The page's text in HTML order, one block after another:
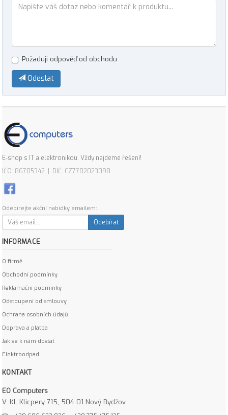
Požaduji odpověď od obchodu
Odeslat
E-shop s IT a elektronikou. Vždy najdeme řešení!
IČO: 86705342 | DIČ: CZ7702023098
Odebírejte akční nabídky emailem:
Odebírat
INFORMACE
O firmě
Obchodní podmínky
Reklamační podmínky
Odstoupení od smlouvy
Ochrana osobních údajů
Doprava a platba
Jak se k nám dostat
Elektroodpad
KONTAKT
EO Computers
V. Kl. Klicpery 715, 504 01 Nový Bydžov